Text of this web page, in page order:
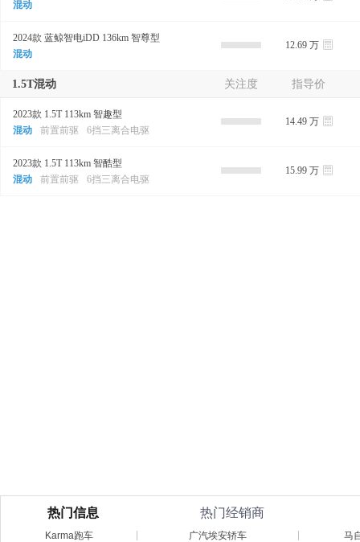
混动
2024款 蓝鲸智电iDD 136km 智尊型
混动
12.69 万
1.5T混动 关注度 指导价
2023款 1.5T 113km 智趣型
混动
前置前驱 6挡三离合电驱
14.49 万
2023款 1.5T 113km 智酷型
混动
前置前驱 6挡三离合电驱
15.99 万
热门信息 热门经销商
Karma跑车 广汽埃安轿车
马